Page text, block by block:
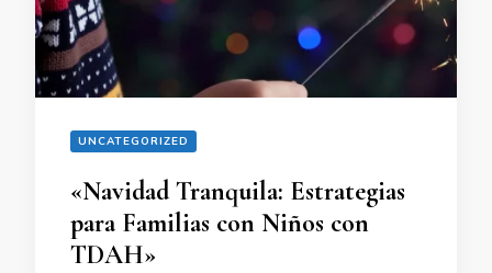
UNCATEGORIZED
«Navidad Tranquila: Estrategias
para Familias con Niños con
TDAH»